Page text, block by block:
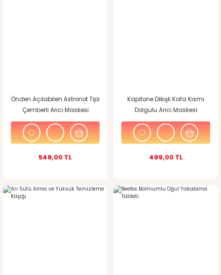
Önden Açılabilen Astronot Tipi
Çemberli Arıcı Maskesi
549,00 TL
Kapitone Dikişli Kafa Kısmı
Dolgulu Arıcı Maskesi
499,00 TL
%4